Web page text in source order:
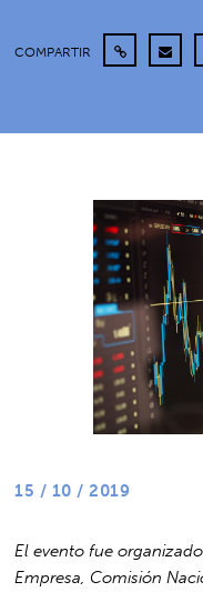
COMPARTIR
15 / 10 / 2019
El evento fue
Empresa, Comisión